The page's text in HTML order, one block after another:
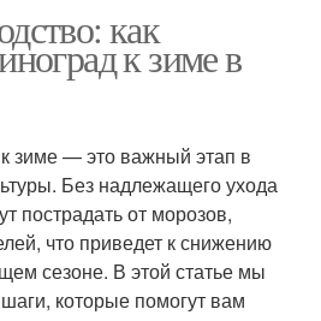
как
к зиме в
зиме — это важный этап в
Без надлежащего ухода
пострадать от морозов,
что приведет к снижению
сезоне. В этой статье мы
которые помогут вам